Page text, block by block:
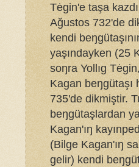
Tėgin'e taşa
Ağustos 732'de
kendi
yaşındayken (25
soŋra Yollıg
Kagan
735'de dikmiştir.
beŋgütaşlardan
Kagan'ıŋ
(Bilge Kagan'ıŋ
gelir) kendi